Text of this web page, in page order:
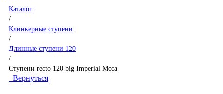
Каталог
/
Клинкерные ступени
/
Длинные ступени 120
/
Ступени recto 120 big Imperial Moca
Вернуться